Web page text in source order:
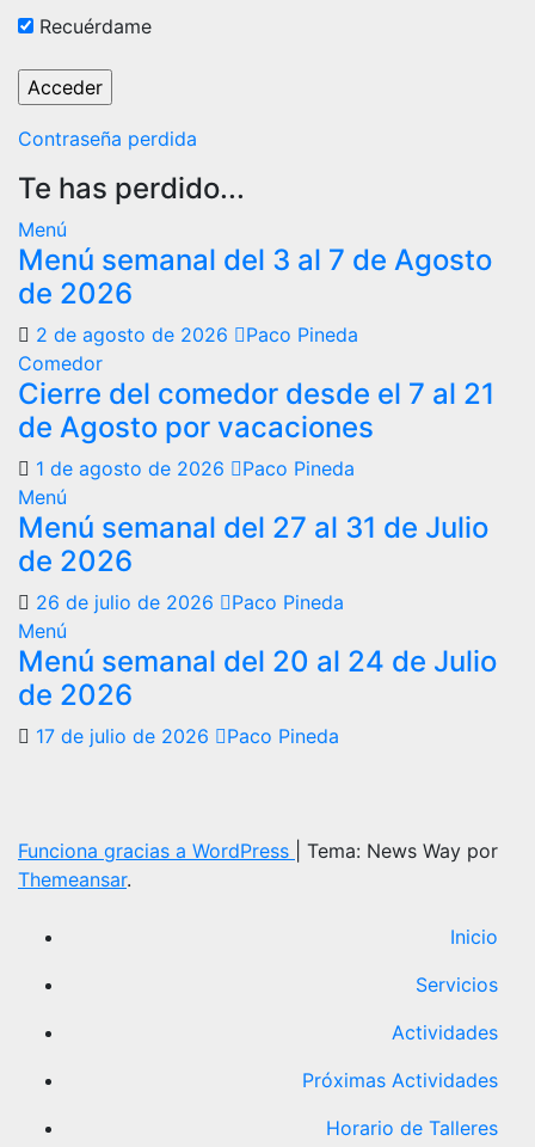
Recuérdame
Contraseña perdida
Te has perdido...
Menú
Menú semanal del 3 al 7 de Agosto
de 2026
2 de agosto de 2026
Paco Pineda
Comedor
Cierre del comedor desde el 7 al 21
de Agosto por vacaciones
1 de agosto de 2026
Paco Pineda
Menú
Menú semanal del 27 al 31 de Julio
de 2026
26 de julio de 2026
Paco Pineda
Menú
Menú semanal del 20 al 24 de Julio
de 2026
17 de julio de 2026 Paco Pineda
Funciona gracias a WordPress
Tema: News Way por
Themeansar.
Inicio
Servicios
Actividades
Próximas Actividades
Horario de Talleres